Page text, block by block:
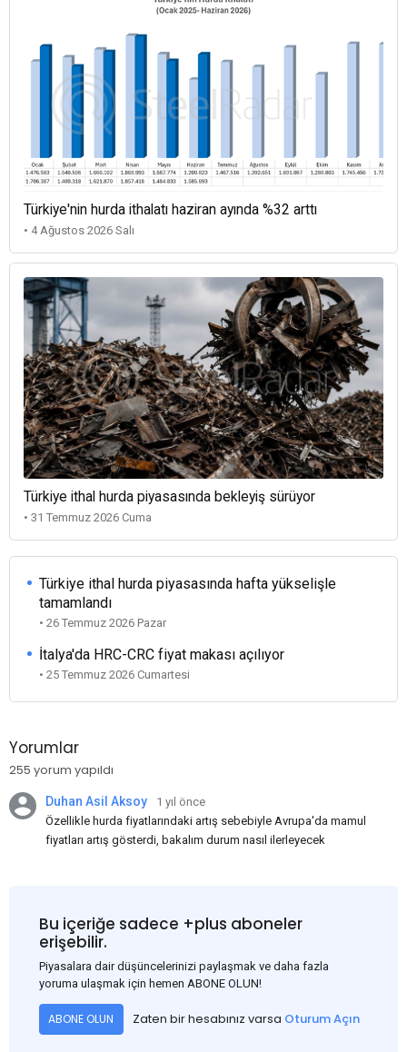
Türkiye'nin hurda ithalatı haziran ayında %32 arttı
• 4 Ağustos 2026 Salı
Türkiye ithal hurda piyasasında bekleyiş sürüyor
• 31 Temmuz 2026 Cuma
Türkiye ithal hurda piyasasında hafta yükselişle
tamamlandı
• 26 Temmuz 2026 Pazar
İtalya'da HRC-CRC fiyat makası açılıyor
• 25 Temmuz 2026 Cumartesi
Yorumlar
255 yorum yapıldı
Duhan Asil Aksoy
1 yıl önce
Özellikle hurda fiyatlarındaki artış sebebiyle Avrupa'da mamul
fiyatları artış gösterdi, bakalım durum nasıl ilerleyecek
Bu içeriğe sadece +plus aboneler
erişebilir.
Piyasalara dair düşüncelerinizi paylaşmak ve daha fazla
yoruma ulaşmak için hemen ABONE OLUN!
ABONE OLUN Zaten bir hesabınız varsa Oturum Açın